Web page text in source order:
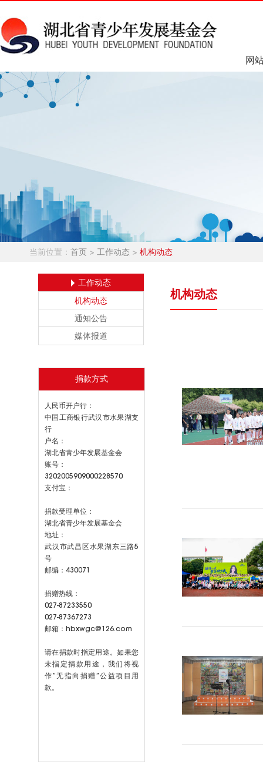
网
当前位置： 首页 > 工作动态 > 机构动态
工作动态
机构动态
通知公告
媒体报道
捐款方式
人民币开户行：
中国工商银行武汉市水果湖支
行
户名：
湖北省青少年发展基金会
账号：
3202005909000228570
支付宝：
捐款受理单位：
湖北省青少年发展基金会
地址：
武汉市武昌区水果湖东三路5
号
邮编：430071
捐赠热线：
027-87233550
027-87367273
邮箱：hbxwgc@126.com
请在捐款时指定用途。如果您
未指定捐款用途，我们将视
作”无指向捐赠”公益项目用
款。
机构动态